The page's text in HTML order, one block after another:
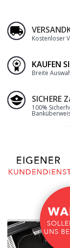
Kostenloser
KAUFEN
Breite
SICHERE
100%